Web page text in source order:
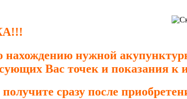
нахождению нужной
Вас точек и показания к
сразу после